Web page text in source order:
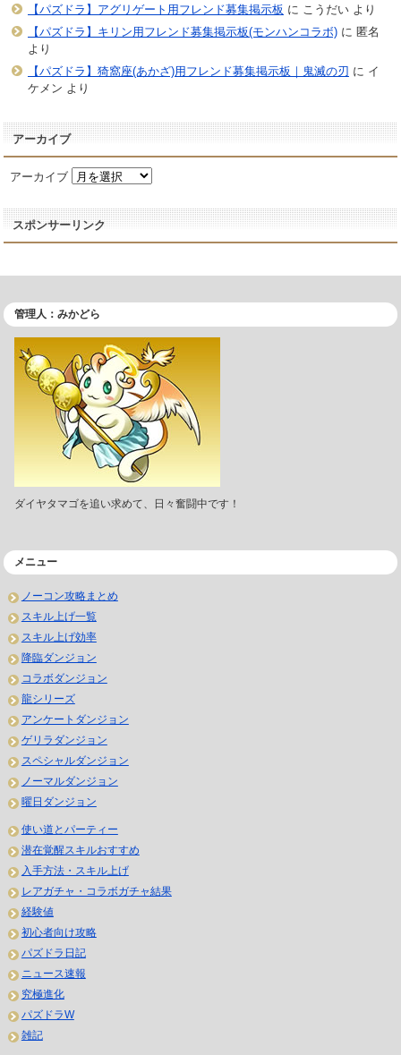
【パズドラ】アグリゲート用フレンド募集掲示板 に こうだいより
【パズドラ】キリン用フレンド募集掲示板(モンハンコラボ)に 匿名
より
【パズドラ】猗窩座(あかざ)用フレンド募集掲示板｜鬼滅の刃 に イ
ケメン より
アーカイブ
アーカイブ
スポンサーリンク
管理人：みかどら
ダイヤタマゴを追い求めて、日々奮闘中です！
メニュー
ノーコン攻略まとめ
スキル上げ一覧
スキル上げ効率
降臨ダンジョン
コラボダンジョン
龍シリーズ
アンケートダンジョン
ゲリラダンジョン
スペシャルダンジョン
ノーマルダンジョン
曜日ダンジョン
使い道とパーティー
潜在覚醒スキルおすすめ
入手方法・スキル上げ
レアガチャ・コラボガチャ結果
経験値
初心者向け攻略
パズドラ日記
ニュース速報
究極進化
パズドラW
雑記